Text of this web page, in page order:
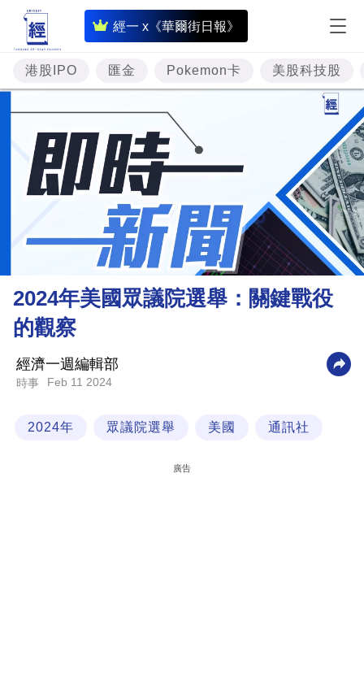
經一 x《華爾街日報》
即
時
財
經
專
題
投
資
樓
市
財
業
科
港股IPO 匯金 Pokemon卡 美股科技股
2024年美國眾議院選舉：關鍵戰役
的觀察
經濟一週編輯部
時事 Feb 11 2024
2024年 眾議院選舉 美國 通訊社
廣告